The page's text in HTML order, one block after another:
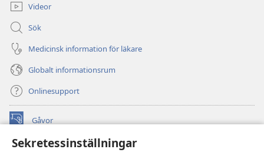
Sekretessinställningar
Videor
Sök
Medicinsk information för läkare
Globalt informationsrum
Onlinesupport
Gåvor
(öppnar
fönster) Watchtower ONLINE LIBRARY™